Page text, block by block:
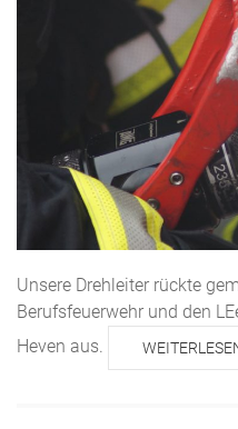
Unsere Drehleiter rückte
Berufsfeuerwehr und den
Heven aus.